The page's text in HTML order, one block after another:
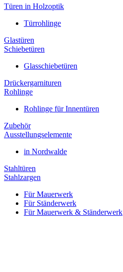
Türen in Holzoptik
Türrohlinge
Glastüren
Schiebetüren
Glasschiebetüren
Drückergarnituren
Rohlinge
Rohlinge für Innentüren
Zubehör
Ausstellungselemente
in Nordwalde
Stahltüren
Stahlzargen
Für Mauerwerk
Für Ständerwerk
Für Mauerwerk & Ständerwerk